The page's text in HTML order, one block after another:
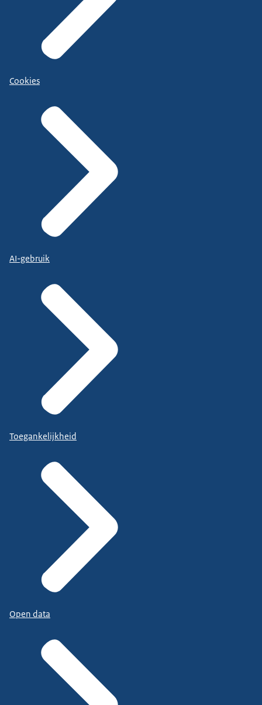
Cookies
AI-gebruik
Toegankelijkheid
Open data